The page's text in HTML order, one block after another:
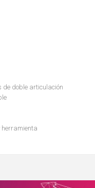
de doble articulación